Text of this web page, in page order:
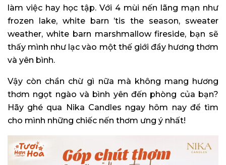
làm việc hay học tập. Với 4 mùi nến lãng mạn như
frozen lake, white barn ’tis the season, sweater
weather, white barn marshmallow fireside, bạn sẽ
thấy mình như lạc vào một thế giới đầy hương thơm
và yên bình.
Vậy còn chần chừ gì nữa mà không mang hương
thơm ngọt ngào và bình yên đến phòng của bạn?
Hãy ghé qua Nika Candles ngay hôm nay để tìm
cho mình những chiếc nến thơm ưng ý nhất!